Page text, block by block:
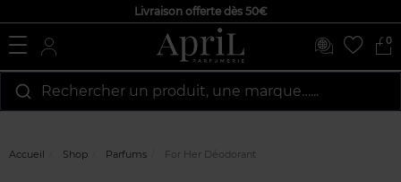
Livraison offerte dès 50€
0
Rechercher un produit, une marque…...
Accueil Shop Parfums For Her Déodorant